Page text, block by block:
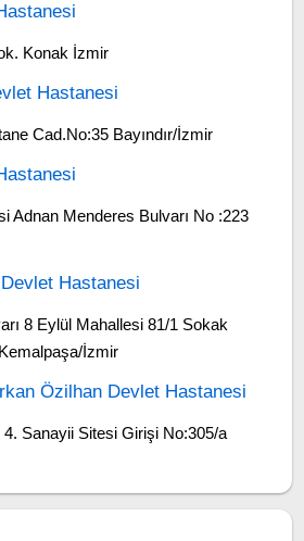
Konak İzmir
Hastanesi
Cad.No:35 Bayındır/İzmir
Adnan Menderes Bulvarı No :223
Hastanesi
8 Eylül Mahallesi 81/1 Sokak
İzmir
Özilhan Devlet Hastanesi
4. Sanayii Sitesi Girişi No:305/a